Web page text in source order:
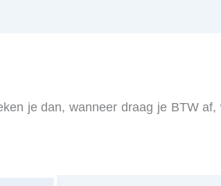
je dan, wanneer draag je BTW af,